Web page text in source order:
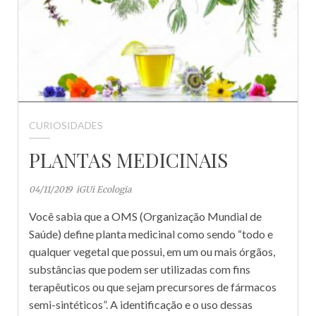
CURIOSIDADES
PLANTAS MEDICINAIS
04/11/2019 iGUi Ecologia
Você sabia que a OMS (Organização Mundial de
Saúde) define planta medicinal como sendo “todo e
qualquer vegetal que possui, em um ou mais órgãos,
substâncias que podem ser utilizadas com fins
terapêuticos ou que sejam precursores de fármacos
semi-sintéticos”. A identificação e o uso dessas